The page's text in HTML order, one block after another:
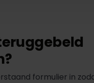
formulier in